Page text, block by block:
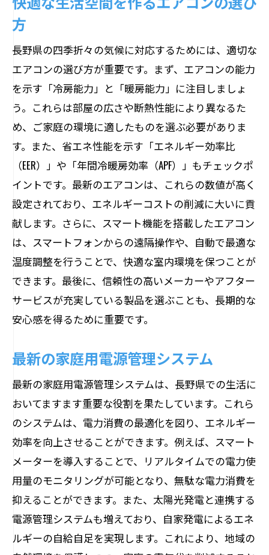
方
長野県の四季折々の気候に対応するためには、適切な
エアコンの選び方が重要です。まず、エアコンの能力
を示す「冷房能力」と「暖房能力」に注目しましょ
う。これらは部屋の広さや断熱性能により異なるた
め、ご家庭の環境に適したものを選ぶ必要がありま
す。また、省エネ性能を示す「エネルギー効率比
（EER）」や「年間冷暖房効率（APF）」もチェックポ
イントです。最新のエアコンは、これらの数値が高く
設定されており、エネルギーコストの削減に大いに貢
献します。さらに、スマート機能を搭載したエアコン
は、スマートフォンからの遠隔操作や、自動で最適な
温度調整を行うことで、快適な室内環境を保つことが
できます。最後に、信頼性の高いメーカーやアフター
サービスが充実している製品を選ぶことも、長期的な
安心感を得るために重要です。
最新の家庭用電源管理システム
最新の家庭用電源管理システムは、長野県での生活に
おいてますます重要な役割を果たしています。これら
のシステムは、電力消費の最適化を図り、エネルギー
効率を向上させることができます。例えば、スマート
メーターを導入することで、リアルタイムでの電力使
用量のモニタリングが可能となり、無駄な電力消費を
抑えることができます。また、太陽光発電と連携する
電源管理システムも増えており、自家発電によるエネ
ルギーの自給自足を実現します。これにより、地域の